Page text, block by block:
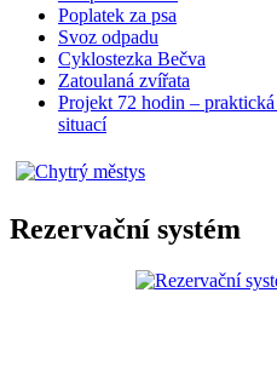
Poplatek za psa
Svoz odpadu
Cyklostezka Bečva
Zatoulaná zvířata
Projekt 72 hodin –
situací
Rezervační systém